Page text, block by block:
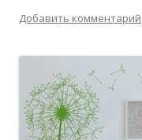
Добавить комментарий